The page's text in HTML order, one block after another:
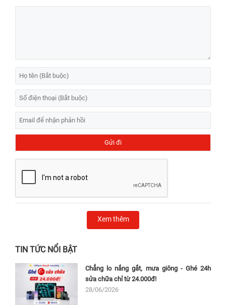
Xem thêm
TIN TỨC NỔI BẬT
Chẳng lo nắng gắt, mưa giông - Ghé 24h
sửa chữa chỉ từ 24.000đ!
28/06/2026